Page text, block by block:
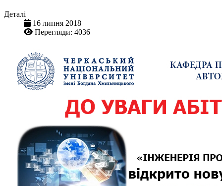
Деталі
16 липня 2018
Перегляди: 4036